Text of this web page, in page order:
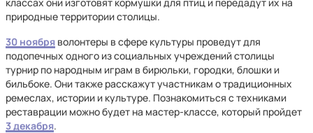
природные территории столицы.
30 ноября волонтеры в сфере культуры проведут для
подопечных одного из социальных учреждений столицы
турнир по народным играм в бирюльки, городки, блошки и
бильбоке. Они также расскажут участникам о традиционных
ремеслах, истории и культуре. Познакомиться с техниками
реставрации можно будет на мастер-классе, который пройдет
3 декабря.